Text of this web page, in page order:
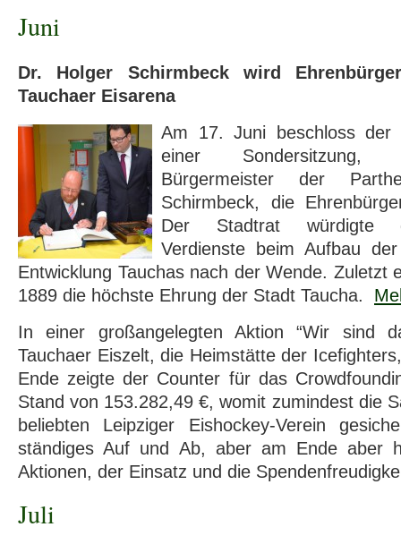
Juni
Dr. Holger Schirmbeck wird
Tauchaer Eisarena
Am 17. Juni beschloss der
einer Sondersitzung,
Bürgermeister der
Schirmbeck, die
Der Stadtrat würdigte
Verdienste beim Aufbau
Entwicklung Tauchas nach der Wende. Zuletzt
1889 die höchste Ehrung der Stadt Taucha.
In einer großangelegten Aktion “Wir sind
Tauchaer Eiszelt, die Heimstätte der
Ende zeigte der Counter für das
Stand von 153.282,49 €, womit zumindest die
beliebten Leipziger Eishockey-Verein
ständiges Auf und Ab, aber am Ende aber
Aktionen, der Einsatz und die
Juli